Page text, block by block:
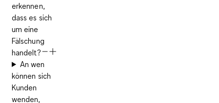
erkennen,
dass es sich
um eine
Fälschung
handelt?
An wen
können sich
Kunden
wenden,